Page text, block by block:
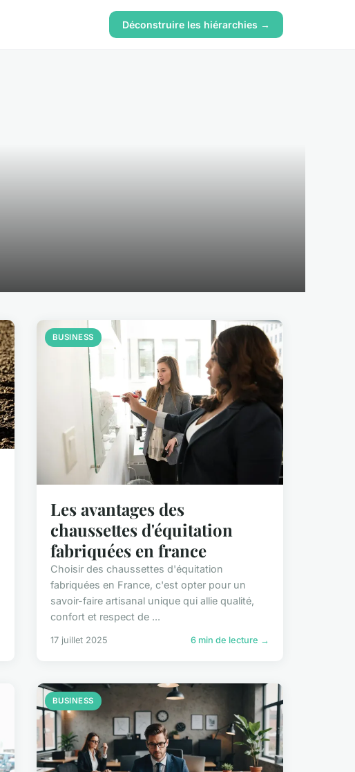
Déconstruire les hiérarchies →
BUSINESS
Les avantages des
chaussettes d'équitation
fabriquées en france
Choisir des chaussettes d'équitation
fabriquées en France, c'est opter pour un
savoir-faire artisanal unique qui allie qualité,
confort et respect de ...
17 juillet 2025 6 min de lecture →
BUSINESS